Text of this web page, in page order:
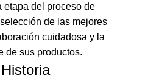
etapa del proceso de
de las mejores
cuidadosa y la
de sus productos.
Historia